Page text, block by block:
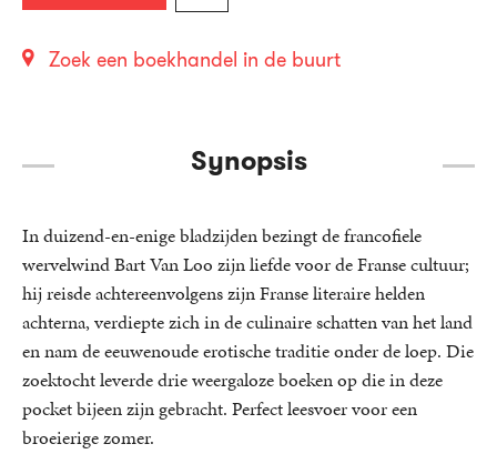
Zoek een boekhandel in de buurt
Synopsis
In duizend-en-enige bladzijden bezingt de francofiele
wervelwind Bart Van Loo zijn liefde voor de Franse cultuur;
hij reisde achtereenvolgens zijn Franse literaire helden
achterna, verdiepte zich in de culinaire schatten van het land
en nam de eeuwenoude erotische traditie onder de loep. Die
zoektocht leverde drie weergaloze boeken op die in deze
pocket bijeen zijn gebracht. Perfect leesvoer voor een
broeierige zomer.